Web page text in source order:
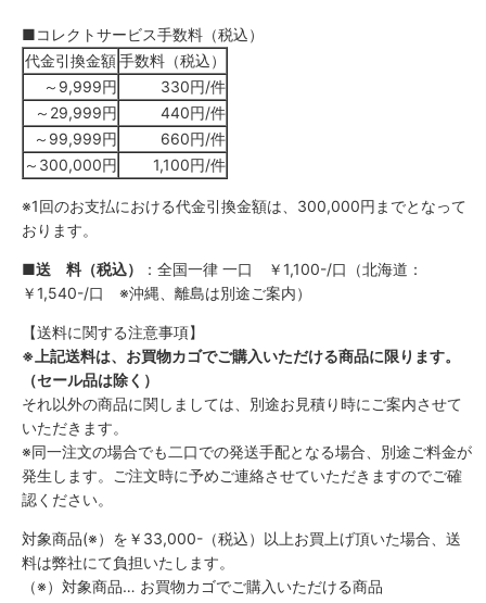
■コレクトサービス手数料（税込）
代金引換金額手数料（税込）
～9,999円
330円/件
～29,999円
440円/件
～99,999円
660円/件
～300,000円
1,100円/件
※1回のお支払における代金引換金額は、300,000円までとなって
おります。
■送 料（税込） ： 全国一律 一口 ￥1,100-/口（北海道：
￥1,540-/口 ※沖縄、離島は別途ご案内）
【送料に関する注意事項】
※上記送料は、お買物カゴでご購入いただける商品に限ります。
（セール品は除く）
それ以外の商品に関しましては、別途お見積り時にご案内させて
いただきます。
※同一注文の場合でも二口での発送手配となる場合、別途ご料金が
発生します。ご注文時に予めご連絡させていただきますのでご確
認ください。
対象商品(※）を￥33,000-（税込）以上お買上げ頂いた場合、送
料は弊社にて負担いたします。
（※）対象商品… お買物カゴでご購入いただける商品